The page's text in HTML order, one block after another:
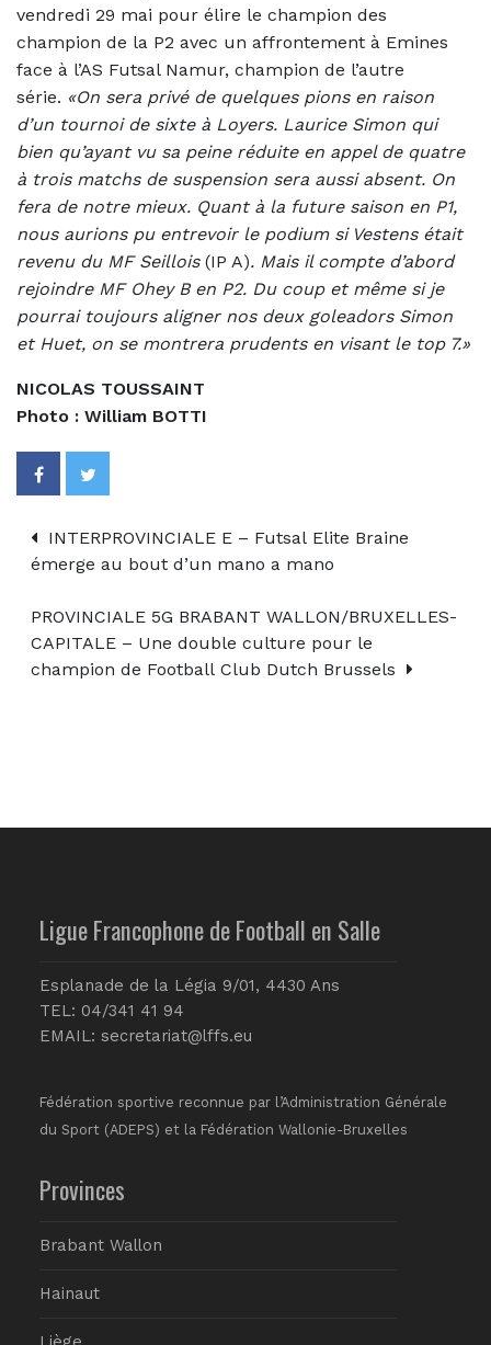
vendredi 29 mai pour élire le champion des
champion de la P2 avec un affrontement à Emines
face à l’AS Futsal Namur, champion de l’autre
série. «On sera privé de quelques pions en raison
d’un tournoi de sixte à Loyers. Laurice Simon qui
bien qu’ayant vu sa peine réduite en appel de quatre
à trois matchs de suspension sera aussi absent. On
fera de notre mieux. Quant à la future saison en P1,
nous aurions pu entrevoir le podium si Vestens était
revenu du MF Seillois (IP A). Mais il compte d’abord
rejoindre MF Ohey B en P2. Du coup et même si je
pourrai toujours aligner nos deux goleadors Simon
et Huet, on se montrera prudents en visant le top 7.»
NICOLAS TOUSSAINT
Photo : William BOTTI
INTERPROVINCIALE E – Futsal Elite Braine
émerge au bout d’un mano a mano
PROVINCIALE 5G BRABANT WALLON/BRUXELLES-
CAPITALE – Une double culture pour le
champion de Football Club Dutch Brussels
Ligue Francophone de Football en Salle
Esplanade de la Légia 9/01, 4430 Ans
TEL: 04/341 41 94
EMAIL: secretariat@lffs.eu
Fédération sportive reconnue par l’Administration Générale
du Sport (ADEPS) et la Fédération Wallonie-Bruxelles
Provinces
Brabant Wallon
Hainaut